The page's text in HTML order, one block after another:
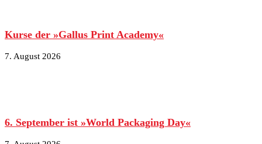
Kurse der »Gallus Print Academy«
7. August 2026
6. September ist »World Packaging Day«